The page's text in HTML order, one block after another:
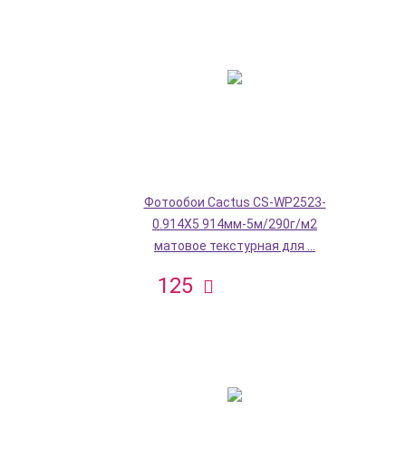
Фотообои Cactus CS-WP2523-
0.914X5 914мм-5м/290г/м2
матовое текстурная для ...
125